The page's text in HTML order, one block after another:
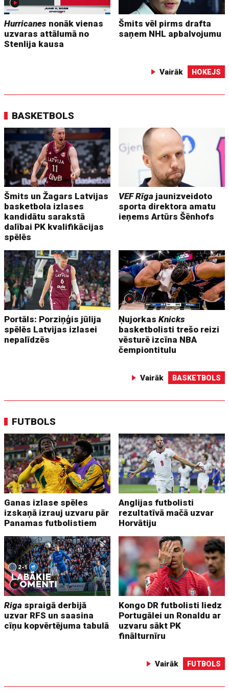
Hurricanes nonāk vienas
uzvaras attālumā no
Stenlija kausa
Šmits vēl pirms drafta
saņem NHL apbalvojumu
Vairāk HOKEJS
BASKETBOLS
Šmits un Žagars Latvijas
basketbola izlases
kandidātu sarakstā
dalībai PK kvalifikācijas
spēlēs
VEF Rīga jaunizveidoto
sporta direktora amatu
ieņems Artūrs Šēnhofs
Portāls: Porziņģis jūlija
spēlēs Latvijas izlasei
nepalīdzēs
ŅujorkasKnicks
basketbolisti trešo reizi
vēsturē izcīna NBA
čempiontitulu
Vairāk BASKETBOLS
FUTBOLS
Ganas izlase spēles
izskaņā izrauj uzvaru pār
Panamas futbolistiem
Anglijas futbolisti
rezultatīvā mačā uzvar
Horvātiju
Riga spraigā derbijā
uzvar RFS un saasina
cīņu kopvērtējuma tabulā
Kongo DR futbolisti liedz
Portugālei un Ronaldu ar
uzvaru sākt PK
finālturnīru
Vairāk FUTBOLS